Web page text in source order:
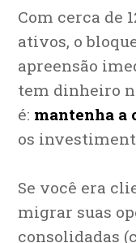
Com cerca de
ativos, o
apreensão
tem dinheiro
é: mantenha a
os
Se você era
migrar suas
consolidadas